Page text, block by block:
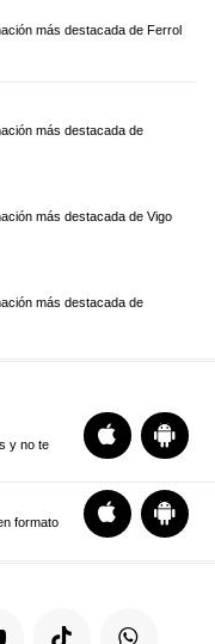
más destacada de Ferrol
más destacada de
más destacada de Vigo
más destacada de
y no te
formato